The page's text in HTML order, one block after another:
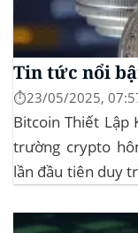
Tin tức nổi
⏱️23/05/2025,
Bitcoin Thiết Lập
trường crypto
lần đầu tiên duy
mức giá cao